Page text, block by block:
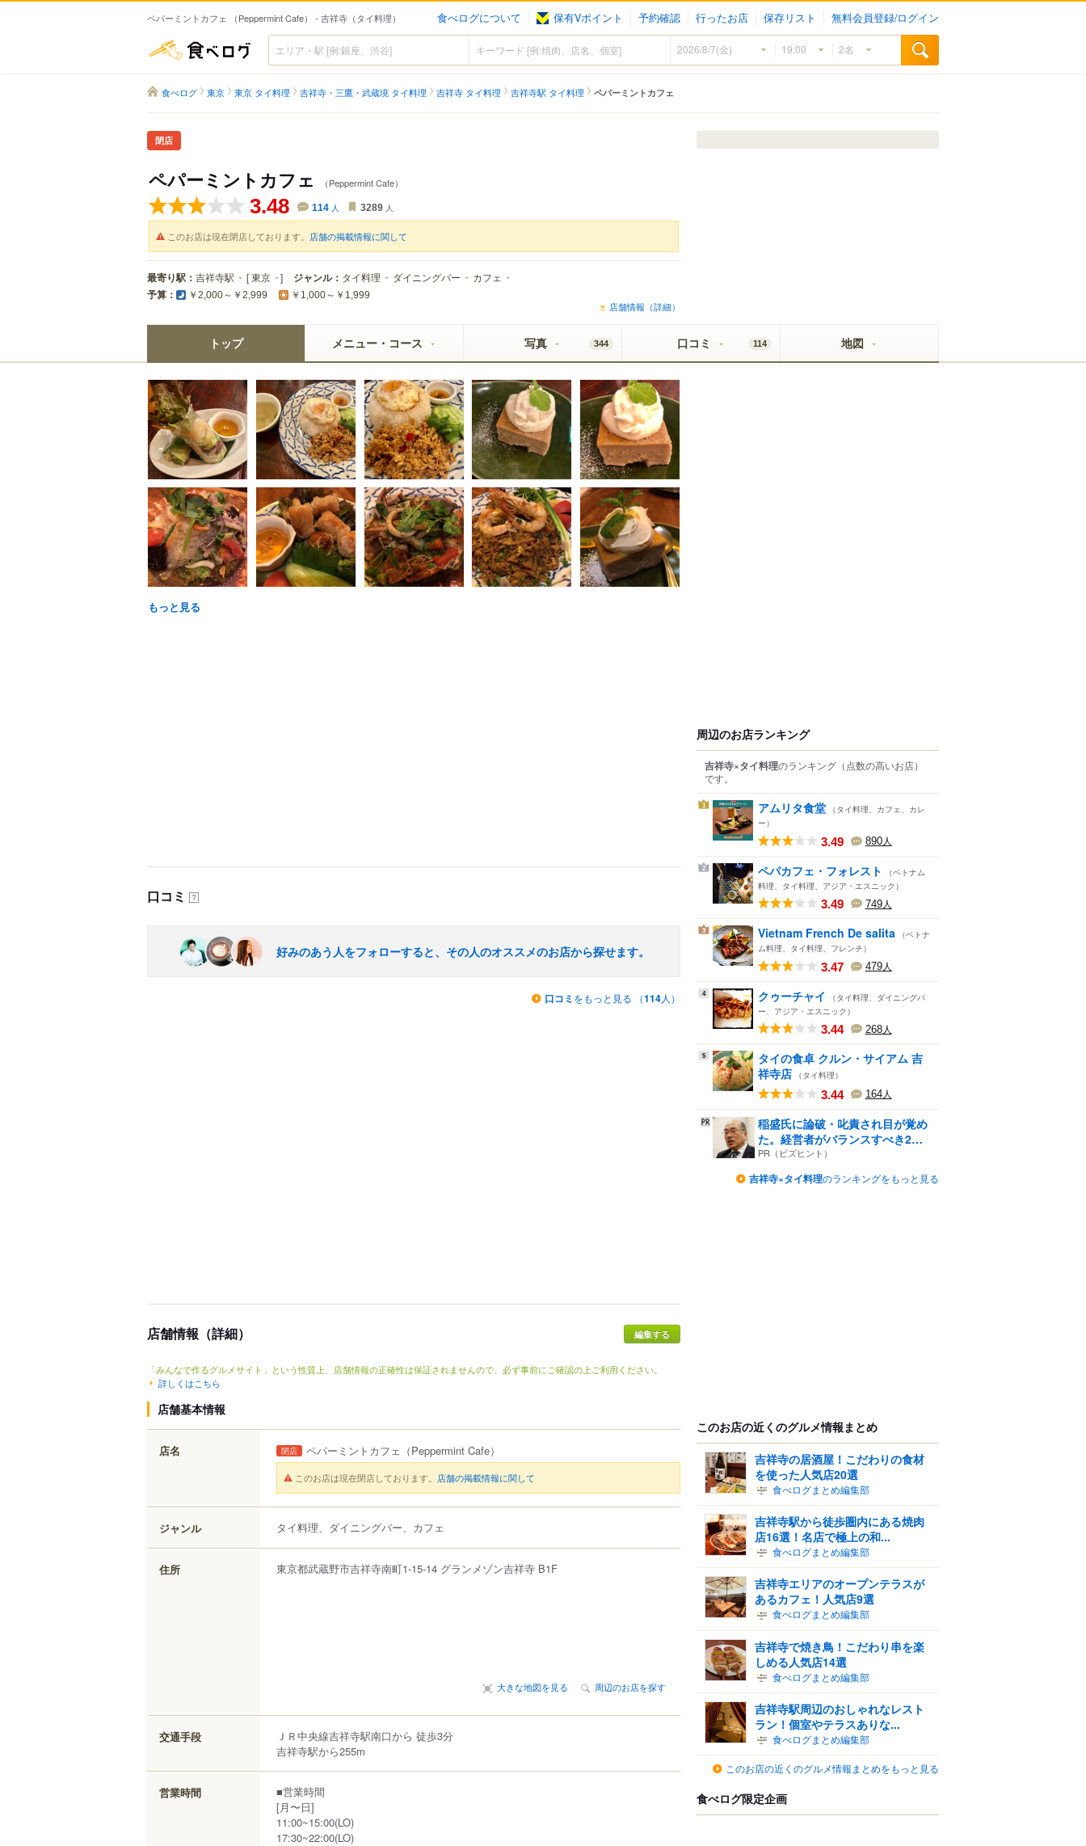
ペパーミントカフェ （Peppermint Cafe） - 吉祥寺（タイ料理） 食べログについて 保有Vポイント 予約確認 行ったお店 保存リスト 無料会員登録/ログイン
食べログ
食べログ 東京 東京 タイ料理 吉祥寺・三鷹・武蔵境 タイ料理 吉祥寺 タイ料理 吉祥寺駅 タイ料理 ペパーミントカフェ
閉店
ペパーミントカフェ （Peppermint Cafe）
3.48 114 人 3289 人
このお店は現在閉店しております。 店舗の掲載情報に関して
最寄り駅： 吉祥寺駅 [東京 ] ジャンル： タイ料理 ダイニングバー カフェ
予算： ￥2,000～￥2,999 ￥1,000～￥1,999
店舗情報（詳細）
トップ メニュー・コース 写真 344 口コミ 114 地図
もっと見る
口コミ ？
好みのあう人をフォローすると、その人のオススメのお店から探せます。
口コミ をもっと見る （114人）
店舗情報（詳細） 編集する
「みんなで作るグルメサイト」という性質上、店舗情報の正確性は保証されませんので、必ず事前にご確認の上ご利用ください。
詳しくはこちら
店舗基本情報
店名 閉店 ペパーミントカフェ （Peppermint Cafe）
このお店は現在閉店しております。 店舗の掲載情報に関して
ジャンル タイ料理、ダイニングバー、カフェ
住所 東京都武蔵野市吉祥寺南町1-15-14 グランメゾン吉祥寺 B1F
大きな地図を見る 周辺のお店を探す
交通手段
ＪＲ中央線吉祥寺駅南口から 徒歩3分
吉祥寺駅から255m
営業時間
■営業時間
[月〜日]
11:00~15:00(LO)
17:30~22:00(LO)
周辺のお店ランキング
吉祥寺×タイ料理のランキング （点数の高いお店）
です。
1 アムリタ食堂 （タイ料理、カフェ、カレ
ー）
3.49 890人
2 ペパカフェ・フォレスト
（ベトナム
料理、タイ料理、アジア・エスニック）
3.49 749人
3 Vietnam French De salita （ベトナ
ム料理、タイ料理、フレンチ）
3.47 479人
4 クゥーチャイ
（タイ料理、ダイニングバ
ー、アジア・エスニック）
3.44 268人
5
タイの食卓 クルン・サイアム 吉
祥寺店 （タイ料理）
3.44 164人
稲盛氏に論破・叱責され目が覚め
た。経営者がバランスすべき2
つ...
PR（ビズヒント）
吉祥寺×タイ料理のランキングをもっと見る
このお店の近くのグルメ情報まとめ
吉祥寺の居酒屋！こだわりの食材
を使った人気店20選
食べログまとめ編集部
吉祥寺駅から徒歩圏内にある焼肉
店16選！名店で極上の和...
食べログまとめ編集部
吉祥寺エリアのオープンテラスが
あるカフェ！人気店9選
食べログまとめ編集部
吉祥寺で焼き鳥！こだわり串を楽
しめる人気店14選
食べログまとめ編集部
吉祥寺駅周辺のおしゃれなレスト
ラン！個室やテラスありな...
食べログまとめ編集部
このお店の近くのグルメ情報まとめをもっと見る
食べログ限定企画